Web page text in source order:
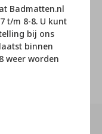
Badmatten.nl
t/m 8-8. U kunt
bij ons
binnen
weer worden
ladder
€129,95